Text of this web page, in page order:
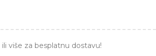
ili više za besplatnu dostavu!